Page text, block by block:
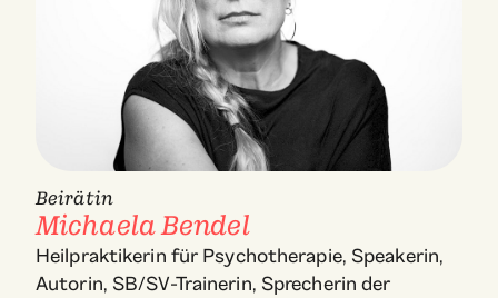
Beirätin
Michaela Bendel
Heilpraktikerin für Psychotherapie, Speakerin,
Autorin, SB/SV-Trainerin, Sprecherin der